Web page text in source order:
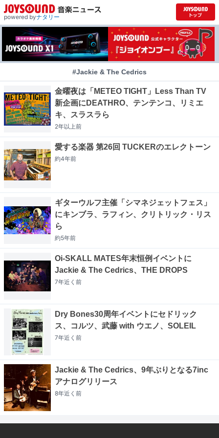
powered byナタリー
#Jackie & The Cedrics
金曜夜は「METEO TIGHT」Less Than TV
新企画にDEATHRO、テンテンコ、リミエ
キ、スラスラら
2年以上前
愛する楽器 第26回 TUCKERのエレクトーン
約4年前
ギターウルフ主催「シマネジェットフェス」
にキンブラ、ラフィン、クリトリック・リス
ら
約5年前
Oi-SKALL MATES年末恒例イベントに
Jackie & The Cedrics、THE DROPS
7年近く 前
Dry Bones30周年イベントにセドリック
ス、コルツ、武藤 with ウエノ、SOLEIL
7年近く 前
Jackie & The Cedrics、9年ぶりとなる7inc
アナログリリース
8年近く 前